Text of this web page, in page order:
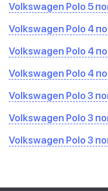
Volkswagen Polo 5
Volkswagen Polo 4
Volkswagen Polo 4
Volkswagen Polo 4
Volkswagen Polo 3
Volkswagen Polo 3
Volkswagen Polo 3